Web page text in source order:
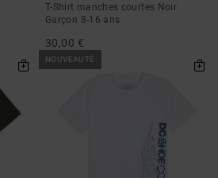
T-Shirt manches courtes Noir
Garçon 8-16 ans
30,00 €
NOUVEAUTÉ